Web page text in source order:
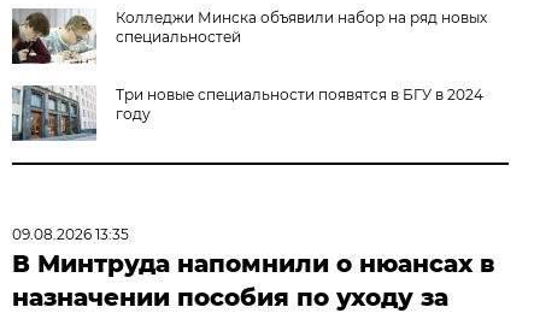
Колледжи Минска объявили набор на ряд новых
специальностей
Три новые специальности появятся в БГУ в 2024
году
09.08.2026 13:35
В Минтруда напомнили о нюансах в
назначении пособия по уходу за